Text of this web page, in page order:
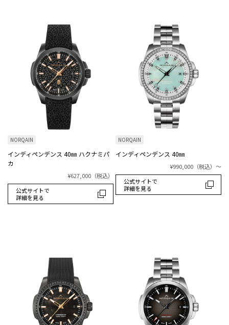
NORQAIN
インディペンデンス 40㎜ ハクナミパ
カ
¥627,000 （税込）
公式サイトで
詳細を見る
NORQAIN
インディペンデンス 40㎜
¥990,000 （税込） ～
公式サイトで
詳細を見る